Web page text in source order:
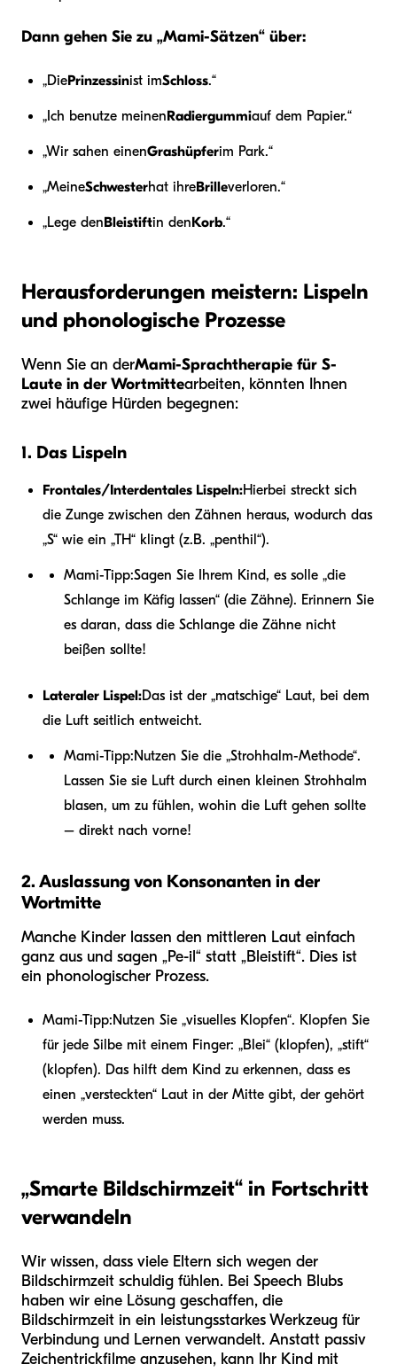
Dann gehen Sie zu „Mami-Sätzen“ über:
„DiePrinzessinist imSchloss.“
„Ich benutze meinenRadiergummiauf dem Papier.“
„Wir sahen einenGrashüpferim Park.“
„MeineSchwesterhat ihreBrilleverloren.“
„Lege denBleistiftin denKorb.“
Herausforderungen meistern: Lispeln
und phonologische Prozesse
Wenn Sie an derMami-Sprachtherapie für S-
Laute in der Wortmittearbeiten, könnten Ihnen
zwei häufige Hürden begegnen:
1. Das Lispeln
Frontales/Interdentales Lispeln:Hierbei streckt sich
die Zunge zwischen den Zähnen heraus, wodurch das
„S“ wie ein „TH“ klingt (z.B. „penthil“).
Mami-Tipp:Sagen Sie Ihrem Kind, es solle „die
Schlange im Käfig lassen“ (die Zähne). Erinnern Sie
es daran, dass die Schlange die Zähne nicht
beißen sollte!
Lateraler Lispel:Das ist der „matschige“ Laut, bei dem
die Luft seitlich entweicht.
Mami-Tipp:Nutzen Sie die „Strohhalm-Methode“.
Lassen Sie sie Luft durch einen kleinen Strohhalm
blasen, um zu fühlen, wohin die Luft gehen sollte
– direkt nach vorne!
2. Auslassung von Konsonanten in der
Wortmitte
Manche Kinder lassen den mittleren Laut einfach
ganz aus und sagen „Pe-il“ statt „Bleistift“. Dies ist
ein phonologischer Prozess.
Mami-Tipp:Nutzen Sie „visuelles Klopfen“. Klopfen Sie
für jede Silbe mit einem Finger: „Blei“ (klopfen), „stift“
(klopfen). Das hilft dem Kind zu erkennen, dass es
einen „versteckten“ Laut in der Mitte gibt, der gehört
werden muss.
„Smarte Bildschirmzeit“ in Fortschritt
verwandeln
Wir wissen, dass viele Eltern sich wegen der
Bildschirmzeit schuldig fühlen. Bei Speech Blubs
haben wir eine Lösung geschaffen, die
Bildschirmzeit in ein leistungsstarkes Werkzeug für
Verbindung und Lernen verwandelt. Anstatt passiv
Zeichentrickfilme anzusehen, kann Ihr Kind mit